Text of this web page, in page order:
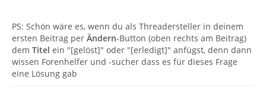
PS: Schön wäre es, wenn du als Threadersteller in deinem
ersten Beitrag per Ändern-Button (oben rechts am Beitrag)
dem Titel ein "[gelöst]" oder "[erledigt]" anfügst, denn dann
wissen Forenhelfer und -sucher dass es für dieses Frage
eine Lösung gab